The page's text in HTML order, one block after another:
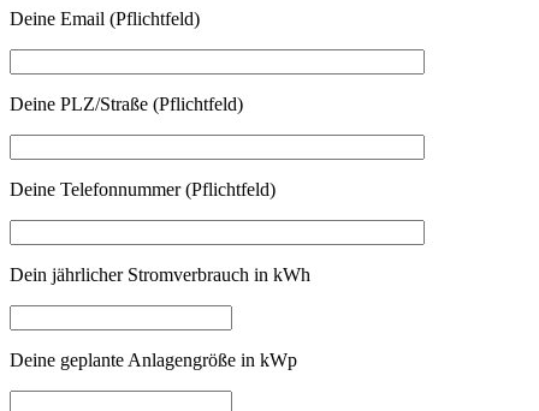
Deine Email (Pflichtfeld)
Deine PLZ/Straße (Pflichtfeld)
Deine Telefonnummer (Pflichtfeld)
Dein jährlicher Stromverbrauch in kWh
Deine geplante Anlagengröße in kWp